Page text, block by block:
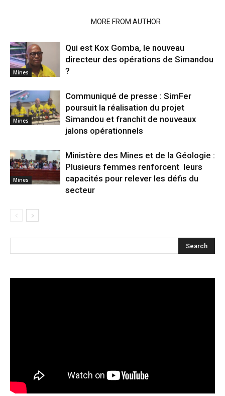
MORE FROM AUTHOR
Mines
Qui est Kox Gomba, le nouveau
directeur des opérations de Simandou
?
Mines
Communiqué de presse : SimFer
poursuit la réalisation du projet
Simandou et franchit de nouveaux
jalons opérationnels
Mines
Ministère des Mines et de la Géologie :
Plusieurs femmes renforcent leurs
capacités pour relever les défis du
secteur